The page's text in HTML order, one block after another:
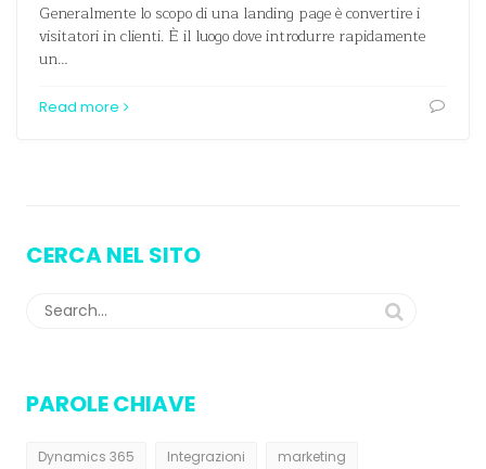
Generalmente lo scopo di una landing page è convertire i
visitatori in clienti. È il luogo dove introdurre rapidamente
un…
Read more
CERCA NEL SITO
PAROLE CHIAVE
Dynamics 365 Integrazioni marketing